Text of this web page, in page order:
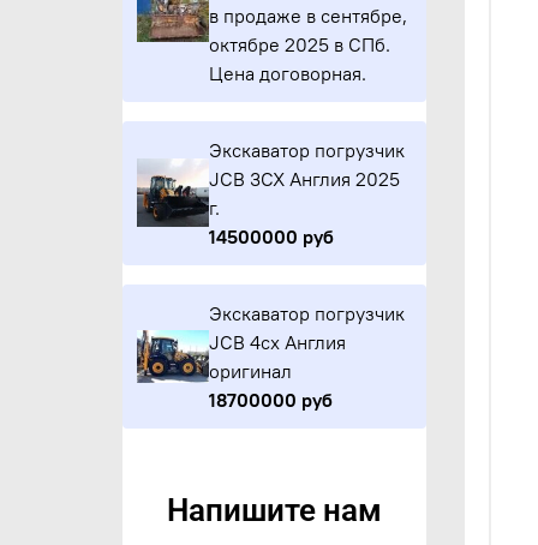
в продаже в сентябре,
октябре 2025 в СПб.
Цена договорная.
Экскаватор погрузчик
JCB 3CX Англия 2025
г.
14500000 руб
Экскаватор погрузчик
JCB 4cx Англия
оригинал
18700000 руб
Напишите нам